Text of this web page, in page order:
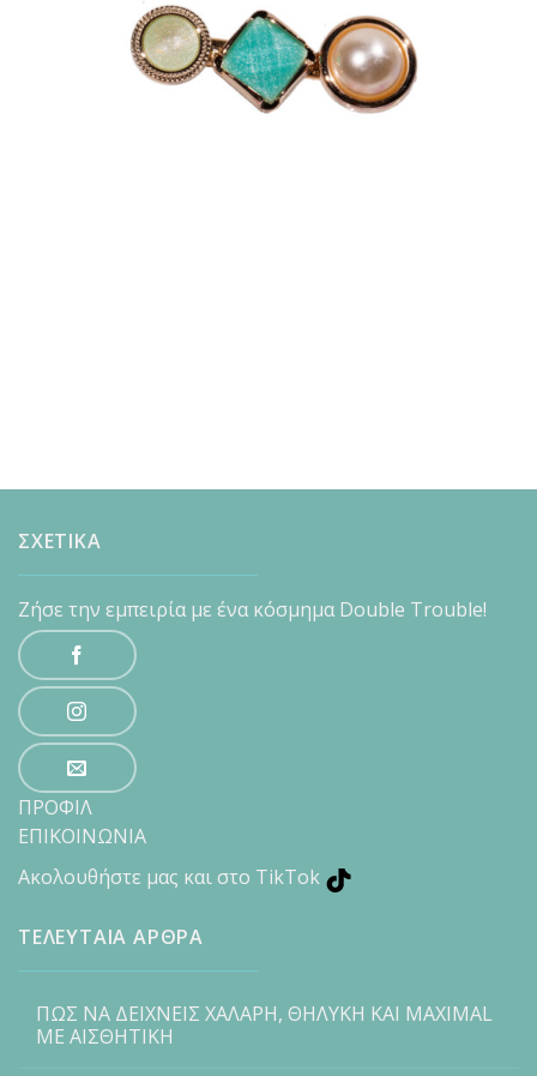
ΣΧΕΤΙΚΑ
Ζήσε την εμπειρία με ένα κόσμημα Double Trouble!
ΠΡΟΦΙΛ
ΕΠΙΚΟΙΝΩΝΙΑ
Ακολουθήστε μας και στο TikTok
ΤΕΛΕΥΤΑΙΑ ΑΡΘΡΑ
ΠΩΣ ΝΑ ΔΕΙΧΝΕΙΣ ΧΑΛΑΡΗ, ΘΗΛΥΚΗ ΚΑΙ MAXIMAL
ΜΕ ΑΙΣΘΗΤΙΚΗ